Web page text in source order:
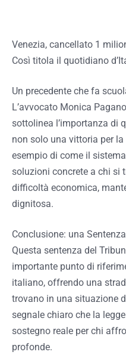
Venezia, cancellato 1
Così titola il quotidiano
Un precedente che fa
L’avvocato Monica
sottolinea l’importanza di
non solo una vittoria per
esempio di come il
soluzioni concrete a chi si
difficoltà economica,
dignitosa.
Conclusione: una
Questa sentenza del
importante punto di
italiano, offrendo una
trovano in una situazione
segnale chiaro che la
sostegno reale per chi
profonde.